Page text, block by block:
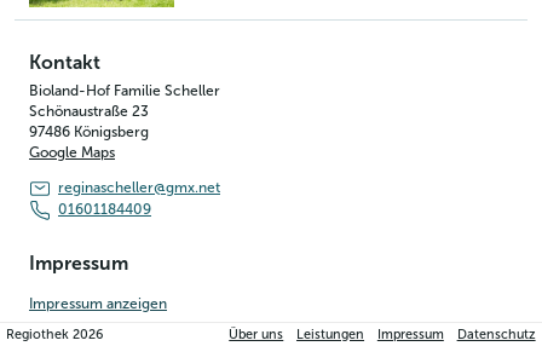
Kontakt
Bioland-Hof Familie Scheller
Schönaustraße 23
97486 Königsberg
Google Maps
reginascheller@gmx.net
01601184409
Impressum
Impressum anzeigen
Regiothek2026 Über uns Leistungen Impressum Datenschutz